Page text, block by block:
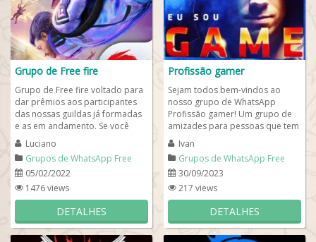
Grupo de Free fire
Grupo de Free fire voltado para
dar prêmios aos participantes
das nossas guildas já formadas
e as em andamento. Se você
gosta de freefire, este é um
grupo...
Luciano
Grupos de WhatsApp Free
Fire
05/02/2022
1476 views
DETALHES
Profissão gamer
Sejam todos bem-vindos ao
nosso grupo de WhatsApp
Profissão gamer! Um grupo de
amizades para pessoas que tem
a profissão gamer e levam a
sério jogar...
Ivan
Grupos de WhatsApp Free
Fire
30/09/2023
217 views
DETALHES